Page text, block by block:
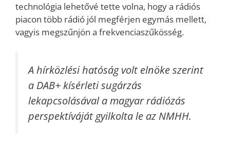
technológia lehetővé tette volna, hogy a rádiós
piacon több rádió jól megférjen egymás mellett,
vagyis megszűnjön a frekvenciaszűkösség.
A hírközlési hatóság volt elnöke szerint
a DAB+ kísérleti sugárzás
lekapcsolásával a magyar rádiózás
perspektíváját gyilkolta le az NMHH.